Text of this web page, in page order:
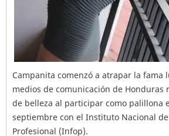
Campanita comenzó a atrapar la fama
medios de comunicación de Honduras
de belleza al participar como palillona
septiembre con el Instituto Nacional
Profesional (Infop).